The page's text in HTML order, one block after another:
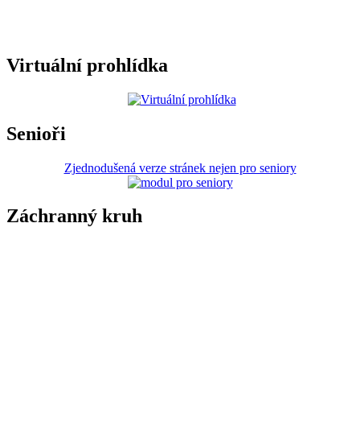
Virtuální prohlídka
Senioři
Zjednodušená verze stránek nejen pro seniory
Záchranný kruh